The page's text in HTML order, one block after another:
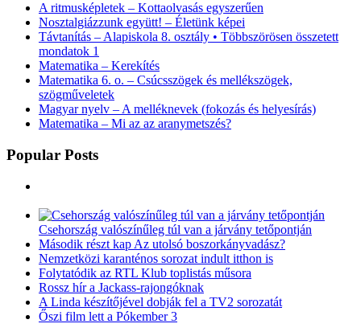
A ritmusképletek – Kottaolvasás egyszerűen
Nosztalgiázzunk együtt! – Életünk képei
Távtanítás – Alapiskola 8. osztály • Többszörösen összetett
mondatok 1
Matematika – Kerekítés
Matematika 6. o. – Csúcsszögek és mellékszögek,
szögműveletek
Magyar nyelv – A melléknevek (fokozás és helyesírás)
Matematika – Mi az az aranymetszés?
Popular Posts
Csehország valószínűleg túl van a járvány tetőpontján
Második részt kap Az utolsó boszorkányvadász?
Nemzetközi karanténos sorozat indult itthon is
Folytatódik az RTL Klub toplistás műsora
Rossz hír a Jackass-rajongóknak
A Linda készítőjével dobják fel a TV2 sorozatát
Őszi film lett a Pókember 3